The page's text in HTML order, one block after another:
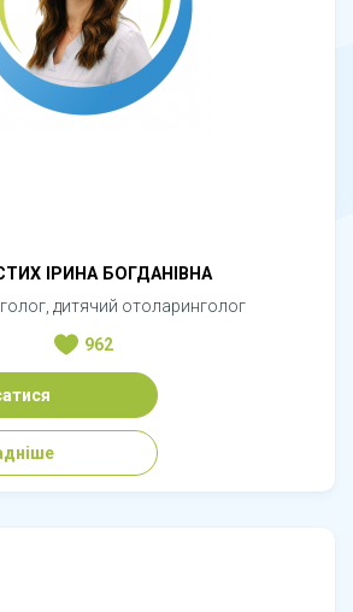
ІРИНА БОГДАНІВНА
дитячий отоларинголог
962